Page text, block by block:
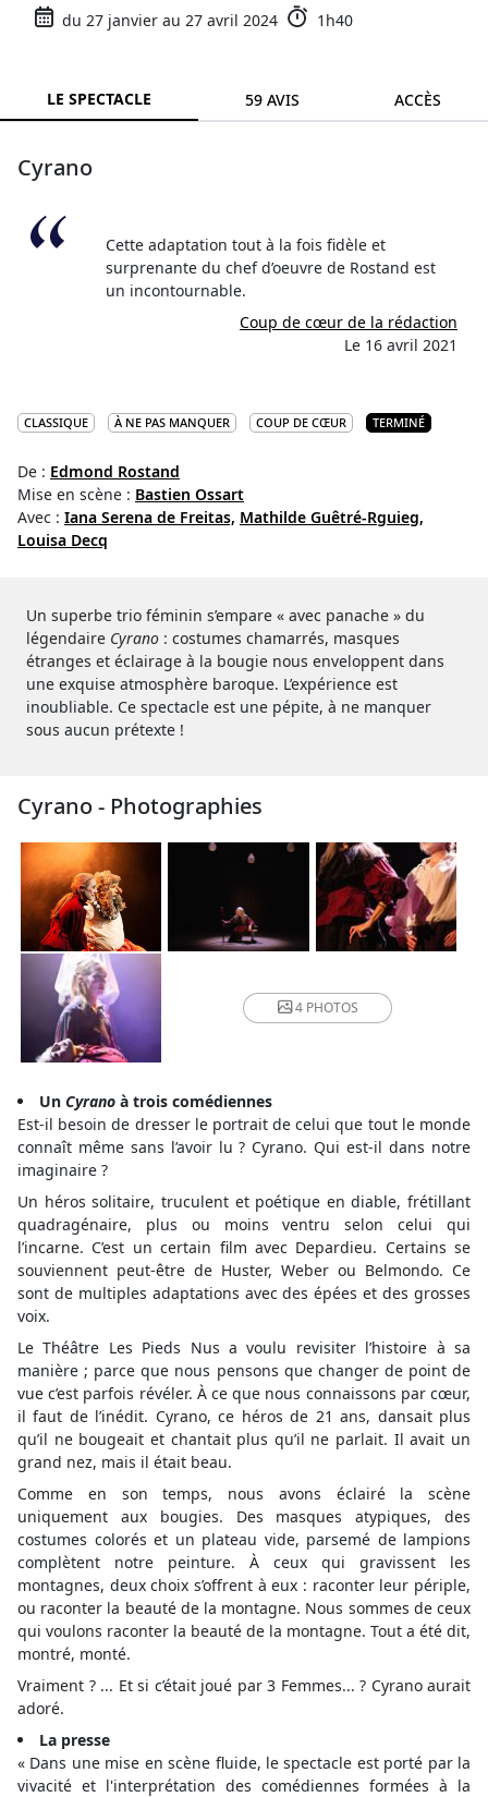
du 27 janvier au 27 avril 2024 1h40
LE SPECTACLE 59 AVIS ACCÈS
Cyrano
Cette adaptation tout à la fois fidèle et
surprenante du chef d’oeuvre de Rostand est
un incontournable.
Coup de cœur de la rédaction
Le 16 avril 2021
CLASSIQUE À NE PAS MANQUER COUP DE CŒUR TERMINÉ
De : Edmond Rostand
Mise en scène : Bastien Ossart
Avec : Iana Serena de Freitas, Mathilde Guêtré-Rguieg,
Louisa Decq
Un superbe trio féminin s’empare « avec panache » du
légendaire Cyrano : costumes chamarrés, masques
étranges et éclairage à la bougie nous enveloppent dans
une exquise atmosphère baroque. L’expérience est
inoubliable. Ce spectacle est une pépite, à ne manquer
sous aucun prétexte !
Cyrano - Photographies
4 PHOTOS
Un Cyrano à trois comédiennes
Est-il besoin de dresser le portrait de celui que tout le monde
connaît même sans l’avoir lu ? Cyrano. Qui est-il dans notre
imaginaire ?
Un héros solitaire, truculent et poétique en diable, frétillant
quadragénaire, plus ou moins ventru selon celui qui
l’incarne. C’est un certain film avec Depardieu. Certains se
souviennent peut-être de Huster, Weber ou Belmondo. Ce
sont de multiples adaptations avec des épées et des grosses
voix.
Le Théâtre Les Pieds Nus a voulu revisiter l’histoire à sa
manière ; parce que nous pensons que changer de point de
vue c’est parfois révéler. À ce que nous connaissons par cœur,
il faut de l’inédit. Cyrano, ce héros de 21 ans, dansait plus
qu’il ne bougeait et chantait plus qu’il ne parlait. Il avait un
grand nez, mais il était beau.
Comme en son temps, nous avons éclairé la scène
uniquement aux bougies. Des masques atypiques, des
costumes colorés et un plateau vide, parsemé de lampions
complètent notre peinture. À ceux qui gravissent les
montagnes, deux choix s’offrent à eux : raconter leur périple,
ou raconter la beauté de la montagne. Nous sommes de ceux
qui voulons raconter la beauté de la montagne. Tout a été dit,
montré, monté.
Vraiment ? ... Et si c’était joué par 3 Femmes... ? Cyrano aurait
adoré.
La presse
« Dans une mise en scène fluide, le spectacle est porté par la
vivacité et l'interprétation des comédiennes formées à la